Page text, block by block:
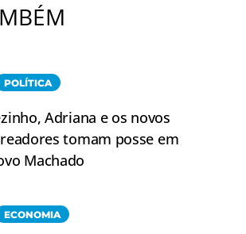
POLÍTICA
Adriana e os novos
tomam posse em
Machado
ECONOMIA